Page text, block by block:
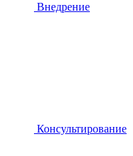
Внедрение
Консультирование